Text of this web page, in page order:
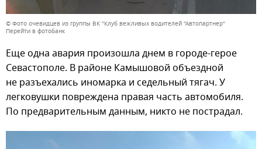
© Фото очевидцев из группы ВК "Клуб вежливых водителей "Автопартнер"
Перейти в фотобанк
Еще одна авария произошла днем в городе-герое
Севастополе. В районе Камышовой объездной
не разъехались иномарка и седельный тягач. У
легковушки повреждена правая часть автомобиля.
По предварительным данным, никто не пострадал.